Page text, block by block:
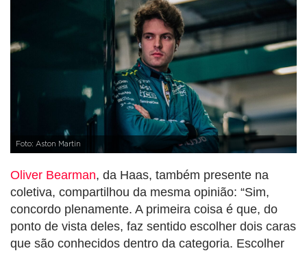
Foto: Aston Martin
Oliver Bearman, da Haas, também presente na
coletiva, compartilhou da mesma opinião: “Sim,
concordo plenamente. A primeira coisa é que, do
ponto de vista deles, faz sentido escolher dois caras
que são conhecidos dentro da categoria. Escolher